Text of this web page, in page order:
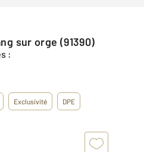
sur orge (91390)
:
Exclusivité DPE